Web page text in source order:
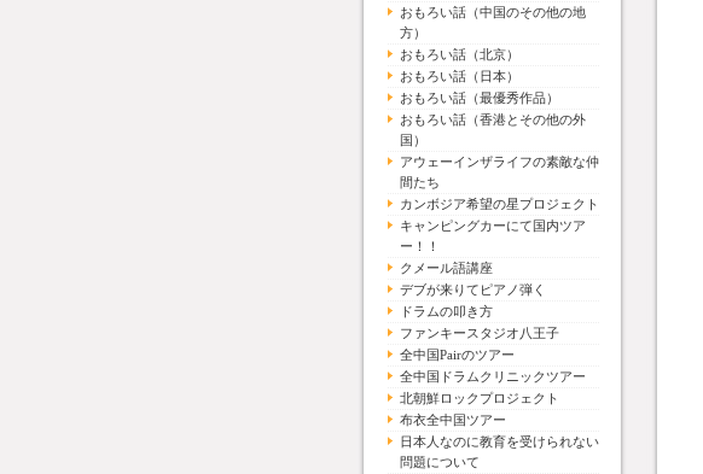
おもろい話（中国のその他の地
方）
おもろい話（北京）
おもろい話（日本）
おもろい話（最優秀作品）
おもろい話（香港とその他の外
国）
アウェーインザライフの素敵な仲
間たち
カンボジア希望の星プロジェクト
キャンピングカーにて国内ツア
ー！！
クメール語講座
デブが来りてピアノ弾く
ドラムの叩き方
ファンキースタジオ八王子
全中国Pairのツアー
全中国ドラムクリニックツアー
北朝鮮ロックプロジェクト
布衣全中国ツアー
日本人なのに教育を受けられない
問題について